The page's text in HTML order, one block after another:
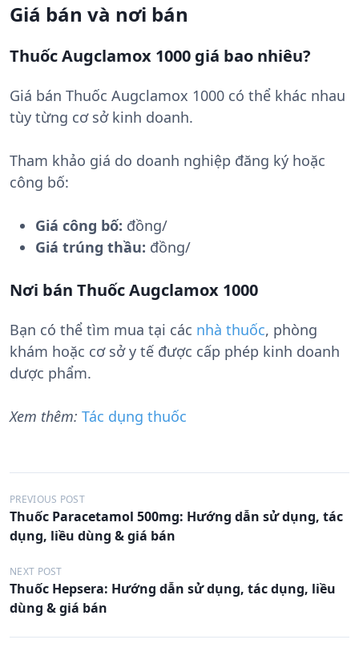
Giá bán và nơi bán
Thuốc Augclamox 1000 giá bao nhiêu?
Giá bán Thuốc Augclamox 1000 có thể khác nhau
tùy từng cơ sở kinh doanh.
Tham khảo giá do doanh nghiệp đăng ký hoặc
công bố:
Giá công bố: đồng/
Giá trúng thầu: đồng/
Nơi bán Thuốc Augclamox 1000
Bạn có thể tìm mua tại các nhà thuốc, phòng
khám hoặc cơ sở y tế được cấp phép kinh doanh
dược phẩm.
Xem thêm: Tác dụng thuốc
Đ
i
u
h
PREVIOUS POST
Thuốc Paracetamol 500mg: Hướng dẫn sử dụng, tác
dụng, liều dùng & giá bán
NEXT POST
Thuốc Hepsera: Hướng dẫn sử dụng, tác dụng, liều
dùng & giá bán